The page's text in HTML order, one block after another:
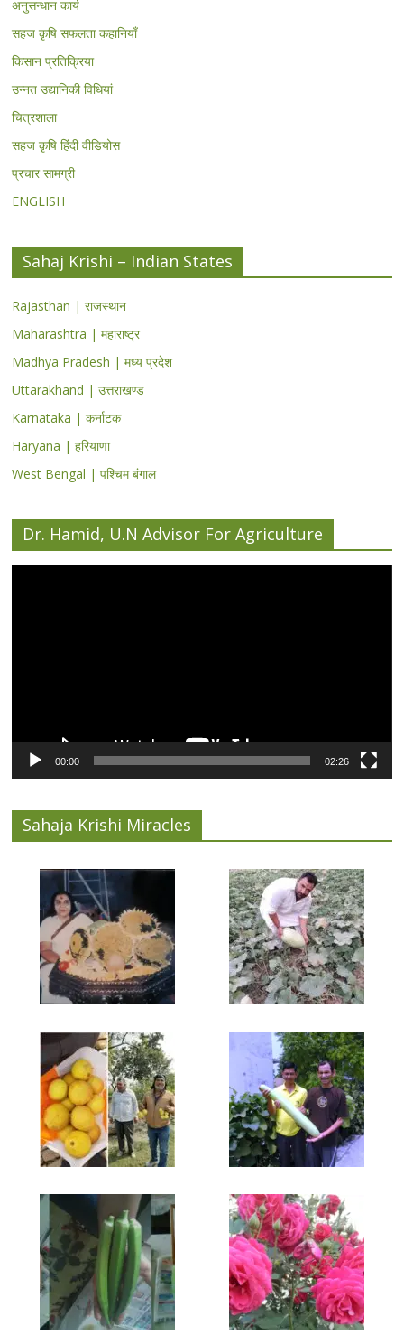
अनुसन्धान कार्य
सहज कृषि सफलता कहानियाँ
किसान प्रतिक्रिया
उन्नत उद्यानिकी विधियां
चित्रशाला
सहज कृषि हिंदी वीडियोस
प्रचार सामग्री
ENGLISH
Sahaj Krishi – Indian States
Rajasthan | राजस्थान
Maharashtra | महाराष्ट्र
Madhya Pradesh | मध्य प्रदेश
Uttarakhand | उत्तराखण्ड
Karnataka | कर्नाटक
Haryana | हरियाणा
West Bengal | पश्चिम बंगाल
Dr. Hamid, U.N Advisor For Agriculture
00:00 02:26
Sahaja Krishi Miracles